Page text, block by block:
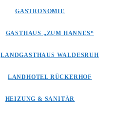
GASTRONOMIE
GASTHAUS „ZUM HANNES“
LANDGASTHAUS WALDESRUH
LANDHOTEL RÜCKERHOF
HEIZUNG & SANITÄR